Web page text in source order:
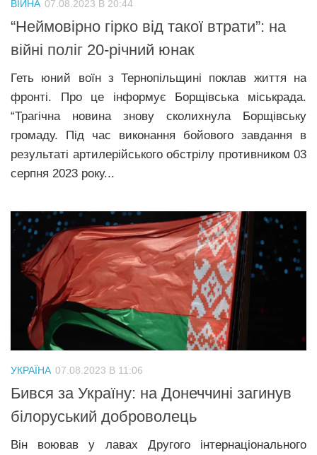
ВІЙНА 07.08.2023 В 20:44
“Неймовірно гірко від такої втрати”: на
війні поліг 20-річний юнак
Геть юний воїн з Тернопільщині поклав життя на
фронті. Про це інформує Борщівська міськрада.
“Трагічна новина знову сколихнула Борщівську
громаду. Під час виконання бойового завдання в
результаті артилерійського обстрілу противником 03
серпня 2023 року...
УКРАЇНА 07.08.2023 В 11:06
Бився за Україну: на Донеччині загинув
білоруський доброволець
Він воював у лавах Другого інтернаціонального